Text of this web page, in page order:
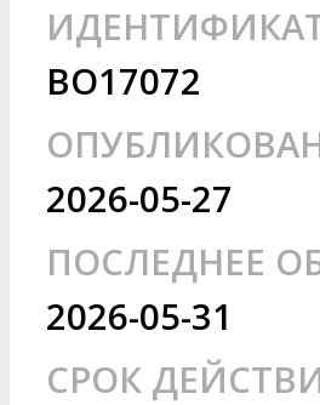
BO17072
2026-05-27
ПОСЛЕДНЕЕ
2026-05-31
СРОК